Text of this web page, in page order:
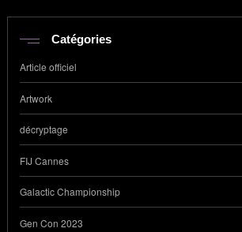
Catégories
Article officiel
Artwork
décryptage
FIJ Cannes
Galactic Championship
Gen Con 2023